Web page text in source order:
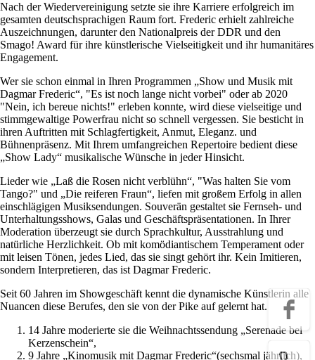
Nach der Wiedervereinigung setzte sie ihre Karriere erfolgreich im
gesamten deutschsprachigen Raum fort. Frederic erhielt zahlreiche
Auszeichnungen, darunter den Nationalpreis der DDR und den
Smago! Award für ihre künstlerische Vielseitigkeit und ihr humanitäres
Engagement.
Wer sie schon einmal in Ihren Programmen „Show und Musik mit
Dagmar Frederic“, "Es ist noch lange nicht vorbei" oder ab 2020
"Nein, ich bereue nichts!" erleben konnte, wird diese vielseitige und
stimmgewaltige Powerfrau nicht so schnell vergessen. Sie besticht in
ihren Auftritten mit Schlagfertigkeit, Anmut, Eleganz. und
Bühnenpräsenz. Mit Ihrem umfangreichen Repertoire bedient diese
„Show Lady“ musikalische Wünsche in jeder Hinsicht.
Lieder wie „Laß die Rosen nicht verblühn“, "Was halten Sie vom
Tango?" und „Die reiferen Fraun“, liefen mit großem Erfolg in allen
einschlägigen Musiksendungen. Souverän gestaltet sie Fernseh- und
Unterhaltungsshows, Galas und Geschäftspräsentationen. In Ihrer
Moderation überzeugt sie durch Sprachkultur, Ausstrahlung und
natürliche Herzlichkeit. Ob mit komödiantischem Temperament oder
mit leisen Tönen, jedes Lied, das sie singt gehört ihr. Kein Imitieren,
sondern Interpretieren, das ist Dagmar Frederic.
Seit 60 Jahren im Showgeschäft kennt die dynamische Künstlerin alle
Nuancen diese Berufes, den sie von der Pike auf gelernt hat.
14 Jahre moderierte sie die Weihnachtssendung „Serenade bei
Kerzenschein“,
9 Jahre „Kinomusik mit Dagmar Frederic“(sechsmal jährlich),